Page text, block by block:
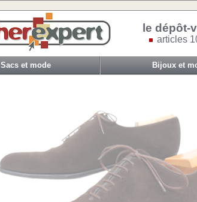
le dépôt-
articles
Sacs et mode Bijoux et